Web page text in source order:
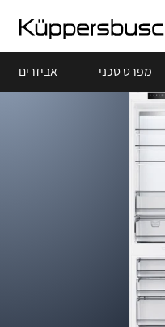
מפרט טכני אביזרים